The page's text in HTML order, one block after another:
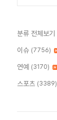
분류 전체보기
이슈 (7756)
연예 (3170)
스포츠 (3389)